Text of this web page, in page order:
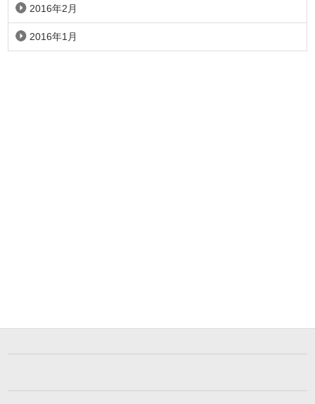
2016年2月
2016年1月